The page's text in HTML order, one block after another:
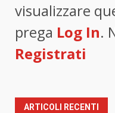
visualizzare
prega Log In.
Registrati
ARTICOLI RECENTI